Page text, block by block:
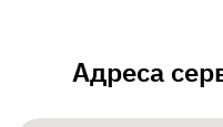
Адреса